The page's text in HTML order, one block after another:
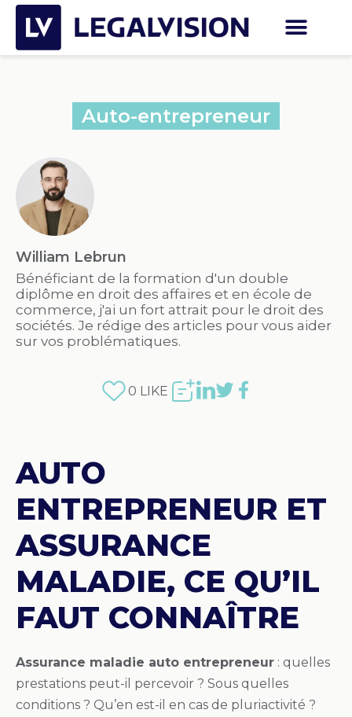
Auto-entrepreneur
William Lebrun
Bénéficiant de la formation d'un double
diplôme en droit des affaires et en école de
commerce, j'ai un fort attrait pour le droit des
sociétés. Je rédige des articles pour vous aider
sur vos problématiques.
0 LIKE
AUTO
ENTREPRENEUR ET
ASSURANCE
MALADIE, CE QU’IL
FAUT CONNAÎTRE
Assurance maladie auto entrepreneur : quelles
prestations peut-il percevoir ? Sous quelles
conditions ? Qu’en est-il en cas de pluriactivité ?